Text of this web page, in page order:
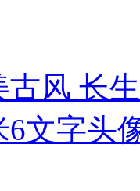
古风 长
6文字头